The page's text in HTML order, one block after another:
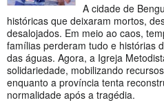
A cidade de
históricas que deixaram mortos,
desalojados. Em meio ao caos,
famílias perderam tudo e histórias
das águas. Agora, a Igreja
solidariedade, mobilizando
enquanto a província tenta
normalidade após a tragédia.